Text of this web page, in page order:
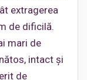
extragerea
de dificilă.
mari de
intact și
de